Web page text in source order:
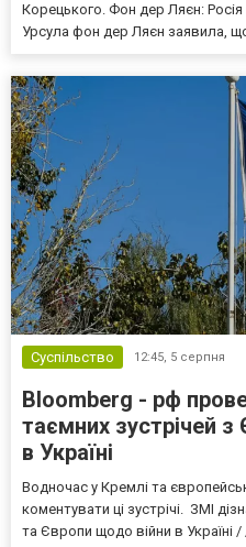
Корецького. Фон дер Ляєн:
Урсула фон дер Ляєн заявила,
Суспільство 12:45, 5 серпня
Bloomberg - рф
таємних зустрічей
в Україні
Водночас у Кремлі та
коментувати ці зустрічі. ЗМІ
та Європи щодо війни в Україні